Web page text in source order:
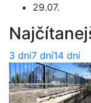
29.07.
3 dni7 dní14 dní